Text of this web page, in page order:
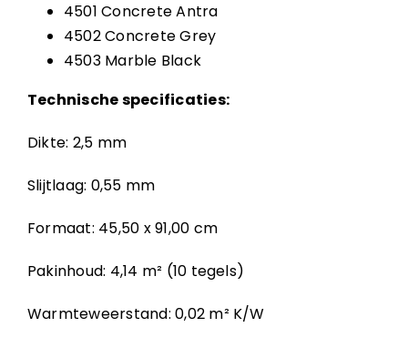
4501 Concrete Antra
4502 Concrete Grey
4503 Marble Black
Technische specificaties:
Dikte: 2,5 mm
Slijtlaag: 0,55 mm
Formaat: 45,50 x 91,00 cm
Pakinhoud: 4,14 m² (10 tegels)
Warmteweerstand: 0,02 m² K/W